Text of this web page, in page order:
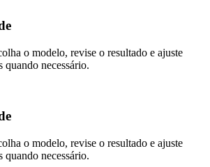
o modelo, revise o resultado e ajuste
necessário.
o modelo, revise o resultado e ajuste
necessário.